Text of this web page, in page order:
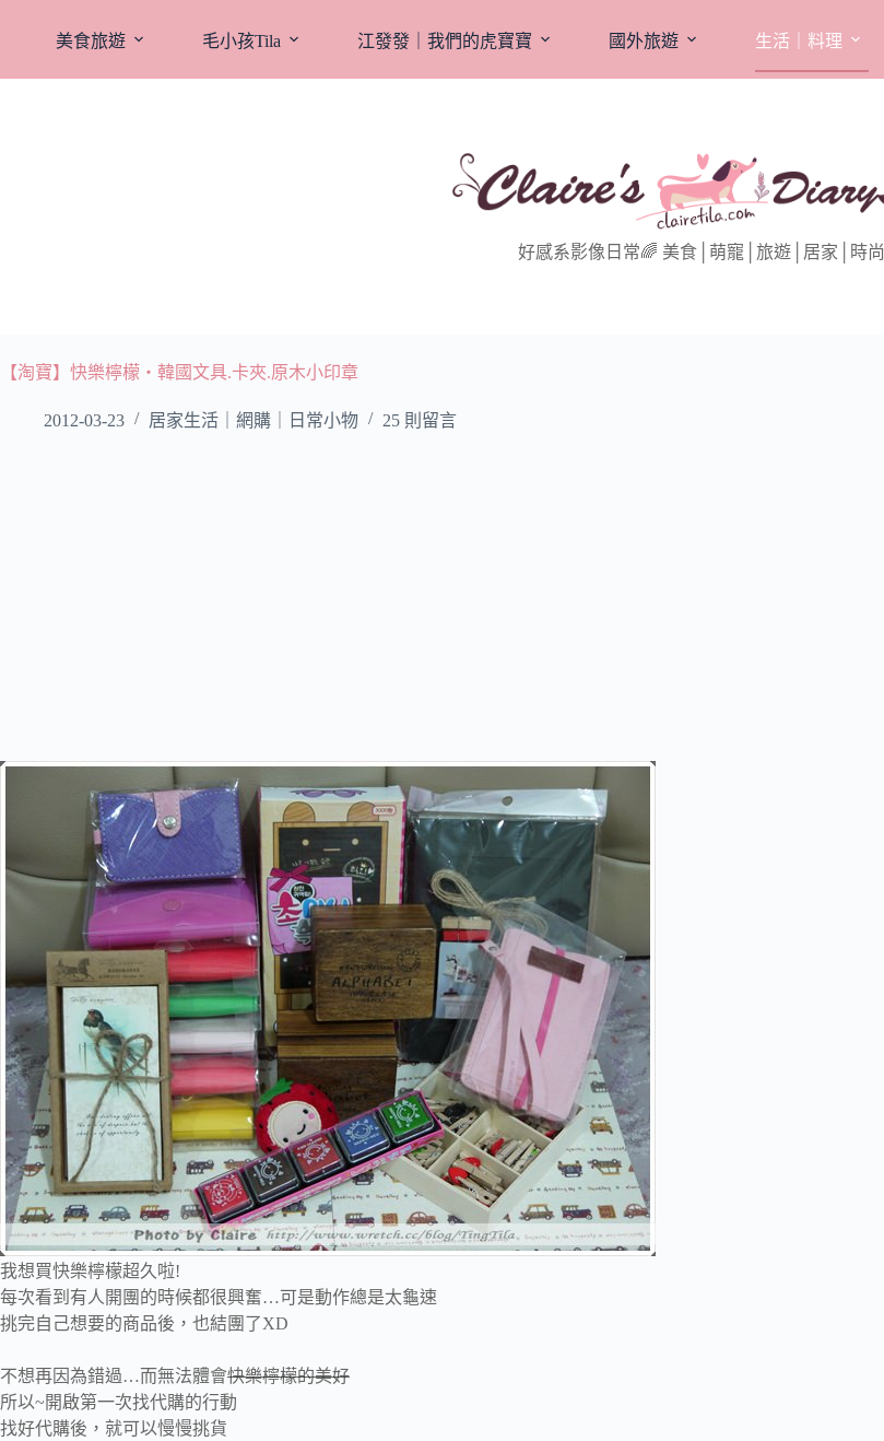
美食旅遊 毛小孩Tila 江發發｜我們的虎寶寶 國外旅遊 生活｜料理
好感系影像日常🌈 美食│萌寵│旅遊│居家│時尚
【淘寶】快樂檸檬‧韓國文具.卡夾.原木小印章
2012-03-23 居家生活｜網購｜日常小物 25 則留言
我想買快樂檸檬超久啦!
每次看到有人開團的時候都很興奮…可是動作總是太龜速
挑完自己想要的商品後，也結團了XD
不想再因為錯過…而無法體會快樂檸檬的美好
所以~開啟第一次找代購的行動
找好代購後，就可以慢慢挑貨